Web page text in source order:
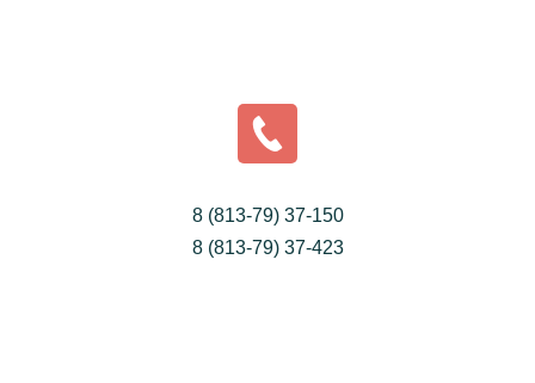
8 (813-79) 37-150
8 (813-79) 37-423